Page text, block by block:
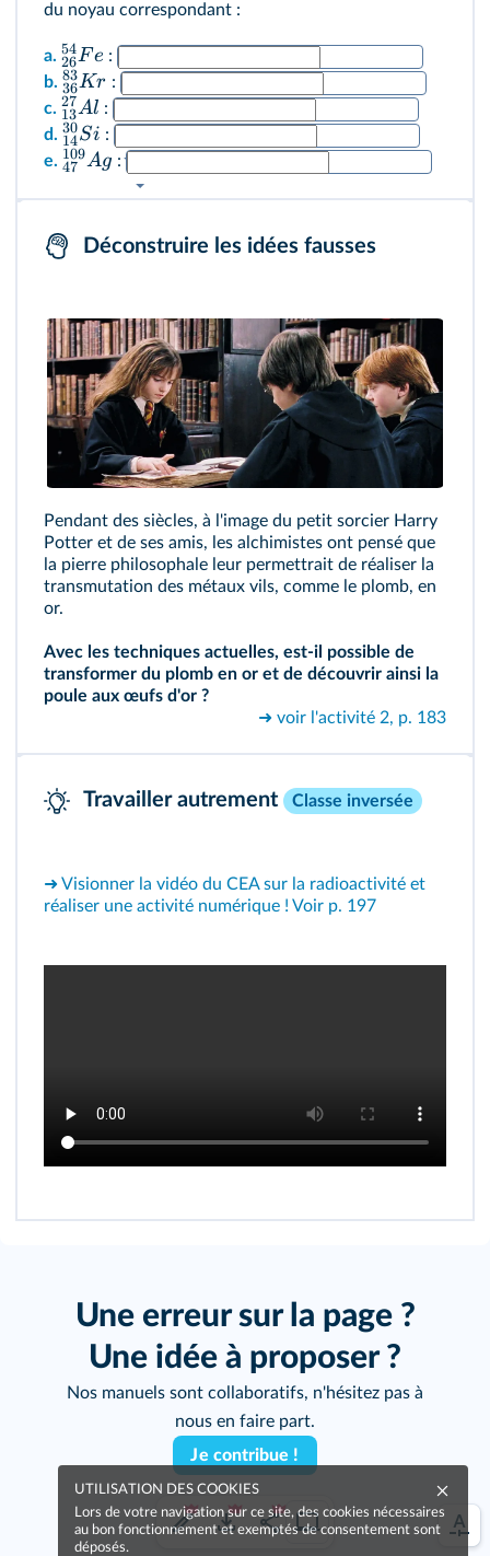
du noyau correspondant :
a. 26
54F e :
b. 36
83Kr :
c. 13
27Al :
d. 14
30Si :
e. 47
109Ag :
Déconstruire les idées fausses
Pendant des siècles, à l'image du petit sorcier Harry
Potter et de ses amis, les alchimistes ont pensé que
la pierre philosophale leur permettrait de réaliser la
transmutation des métaux vils, comme le plomb, en
or.
Avec les techniques actuelles, est-il possible de
transformer du plomb en or et de découvrir ainsi la
poule aux œufs d'or ?
➜ voir l'activité 2, p. 183
Travailler autrement Classe inversée
➜ Visionner la vidéo du CEA sur la radioactivité et
réaliser une activité numérique ! Voir p. 197
Une erreur sur la page ?
Une idée à proposer ?
Nos manuels sont collaboratifs, n'hésitez pas à
nous en faire part.
Je contribue !
UTILISATION DES COOKIES
Lors de votre navigation sur ce site, des cookies nécessaires
au bon fonctionnement et exemptés de consentement sont
déposés.